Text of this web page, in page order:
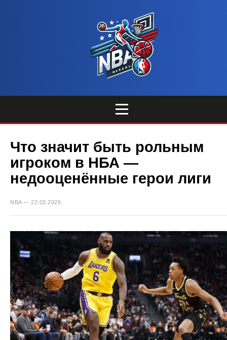
Что значит быть рольным
игроком в НБА —
недооценённые герои лиги
NBA — 22.03.2025